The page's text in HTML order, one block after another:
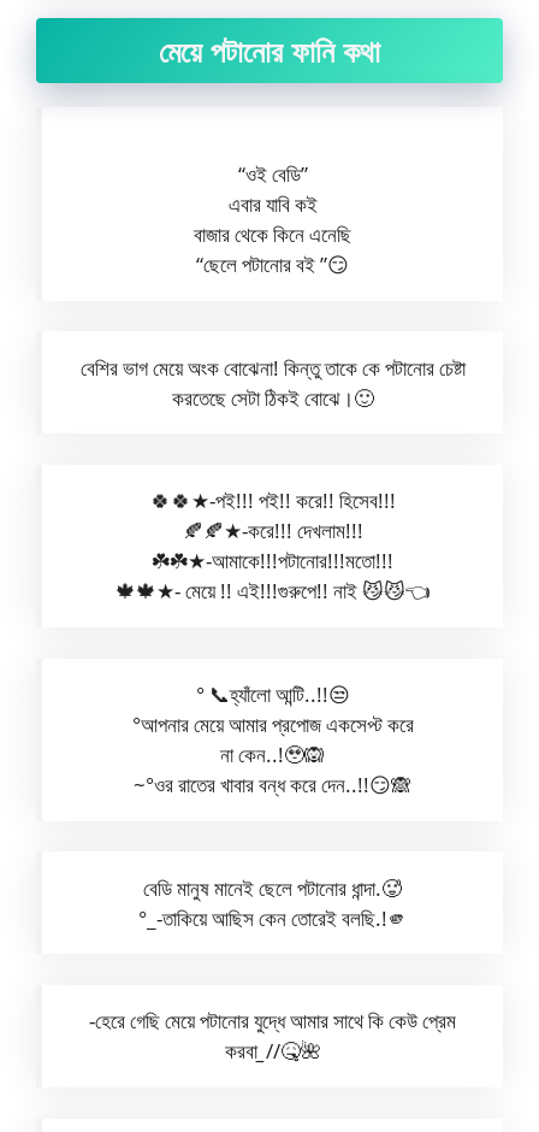
মেয়ে পটানোর ফানি কথা
“ওই বেডি”
এবার যাবি কই
বাজার থেকে কিনে এনেছি
“ছেলে পটানোর বই ”😏
বেশির ভাগ মেয়ে অংক বোঝেনা! কিন্তু তাকে কে পটানোর চেষ্টা
করতেছে সেটা ঠিকই বোঝে।🙂
🍀🍀★-পই!!! পই!! করে!! হিসেব!!!
🍂🍂★-করে!!! দেখলাম!!!
☘️☘️★-আমাকে!!!পটানোর!!!মতো!!!
🍁🍁★- মেয়ে !! এই!!!গুরুপে!! নাই 😼😼👈
° 📞হ্যাঁলো আন্টি..!!😒
°আপনার মেয়ে আমার প্রপোজ একসেপ্ট করে
না কেন..!🥹🙉
~°ওর রাতের খাবার বন্ধ করে দেন..!!😏🙈
বেডি মানুষ মানেই ছেলে পটানোর ধান্দা.🥵
°_-তাকিয়ে আছিস কেন তোরেই বলছি.!🫵
-হেরে গেছি মেয়ে পটানোর যুদ্ধে আমার সাথে কি কেউ প্রেম
করবা_ //🤒🌺